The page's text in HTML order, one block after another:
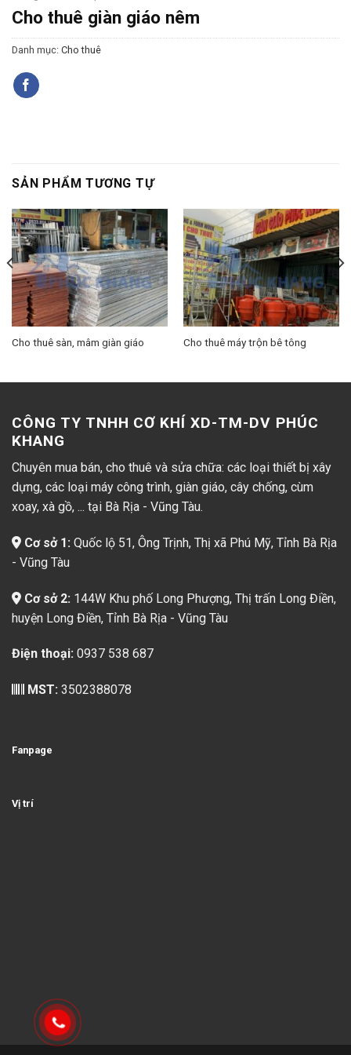
Cho thuê giàn giáo nêm
Danh mục: Cho thuê
SẢN PHẨM TƯƠNG TỰ
Cho thuê sàn, mâm giàn giáo Cho thuê máy trộn bê tông
CÔNG TY TNHH CƠ KHÍ XD-TM-DV PHÚC
KHANG
Chuyên mua bán, cho thuê và sửa chữa: các loại thiết bị xây
dựng, các loại máy công trình, giàn giáo, cây chống, cùm
xoay, xà gồ, ... tại Bà Rịa - Vũng Tàu.
Cơ sở 1: Quốc lộ 51, Ông Trịnh, Thị xã Phú Mỹ, Tỉnh Bà Rịa
- Vũng Tàu
Cơ sở 2: 144W Khu phố Long Phượng, Thị trấn Long Điền,
huyện Long Điền, Tỉnh Bà Rịa - Vũng Tàu
Điện thoại: 0937 538 687
MST: 3502388078
Fanpage
Vị trí